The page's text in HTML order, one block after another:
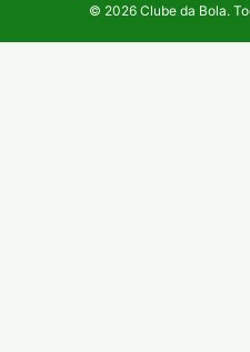
© 2026 Clube da Bola.